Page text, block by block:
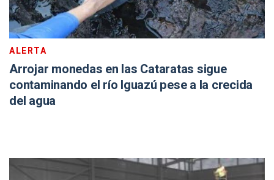
ALERTA
Arrojar monedas en las Cataratas sigue
contaminando el río Iguazú pese a la crecida
del agua